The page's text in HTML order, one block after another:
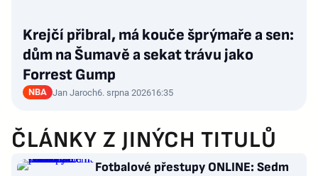
Krejčí přibral, má kouče šprýmaře a sen:
dům na Šumavě a sekat trávu jako
Forrest Gump
NBA Jan Jaroch6. srpna 202616:35
ČLÁNKY Z JINÝCH TITULŮ
Fotbalové přestupy ONLINE: Sedm